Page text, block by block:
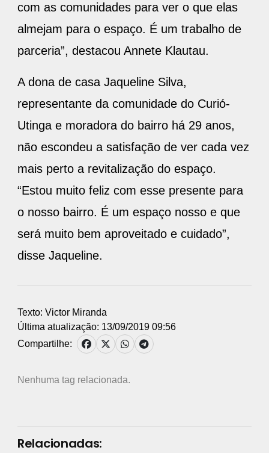
com as comunidades para ver o que elas
almejam para o espaço. É um trabalho de
parceria”, destacou Annete Klautau.
A dona de casa Jaqueline Silva,
representante da comunidade do Curió-
Utinga e moradora do bairro há 29 anos,
não escondeu a satisfação de ver cada vez
mais perto a revitalização do espaço.
“Estou muito feliz com esse presente para
o nosso bairro. É um espaço nosso e que
será muito bem aproveitado e cuidado”,
disse Jaqueline.
Texto: Victor Miranda
Última atualização: 13/09/2019 09:56
Compartilhe:
Nenhuma tag relacionada.
Relacionadas: